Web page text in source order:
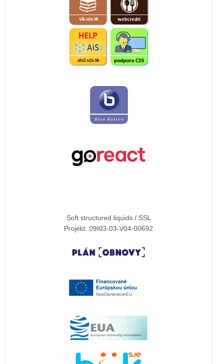
Soft structured liquids / SSL
Projekt: 09I03-03-V04-00692